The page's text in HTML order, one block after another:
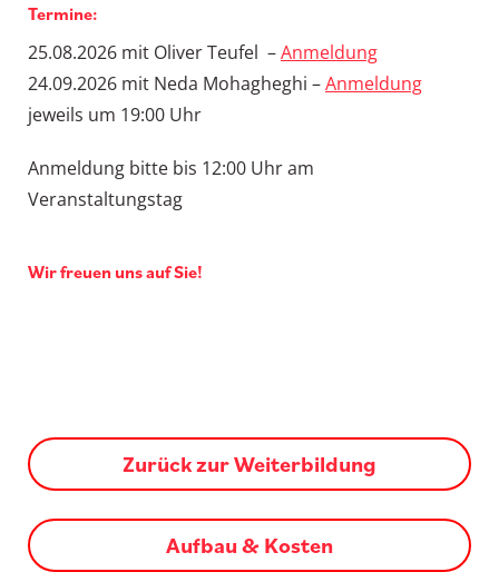
Termine:
25.08.2026 mit Oliver Teufel –Anmeldung
24.09.2026 mit Neda Mohagheghi –Anmeldung
jeweils um 19:00 Uhr
Anmeldung bitte bis 12:00 Uhr am
Veranstaltungstag
Wir freuen uns auf Sie!
Zurück zur Weiterbildung
Aufbau & Kosten